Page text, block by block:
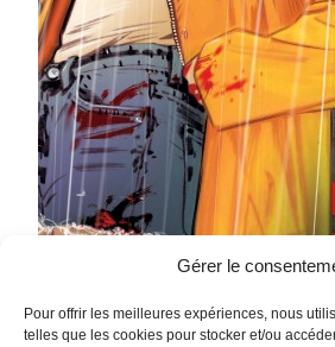
Gérer le
Pour offrir les meilleures expériences, nous
telles que les cookies pour stocker et/ou